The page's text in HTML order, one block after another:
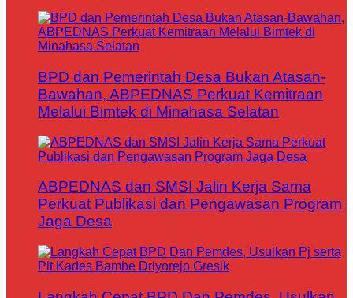
BPD dan Pemerintah Desa Bukan Atasan-
Bawahan, ABPEDNAS Perkuat Kemitraan
Melalui Bimtek di Minahasa Selatan
ABPEDNAS dan SMSI Jalin Kerja Sama
Perkuat Publikasi dan Pengawasan Program
Jaga Desa